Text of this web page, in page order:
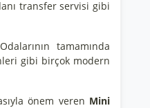
transfer servisi gibi
tamamında
gibi birçok modern
önem veren Mini